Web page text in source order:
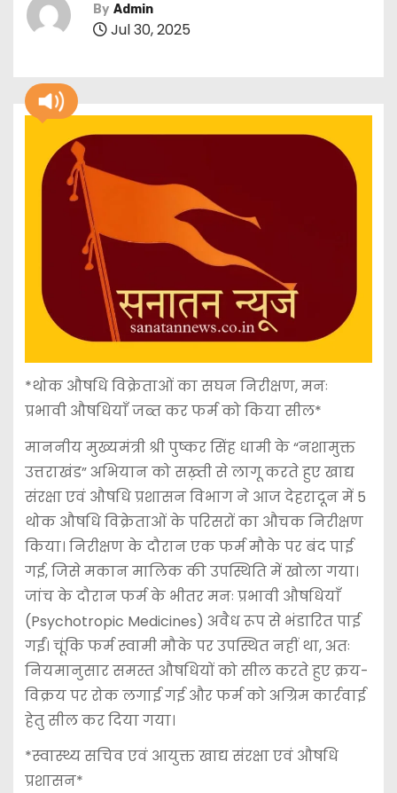
By Admin
Jul 30, 2025
*थोक औषधि विक्रेताओं का सघन निरीक्षण, मनः
प्रभावी औषधियाँ जब्त कर फर्म को किया सील*
माननीय मुख्यमंत्री श्री पुष्कर सिंह धामी के “नशामुक्त
उत्तराखंड” अभियान को सख़्ती से लागू करते हुए खाद्य
संरक्षा एवं औषधि प्रशासन विभाग ने आज देहरादून में 5
थोक औषधि विक्रेताओं के परिसरों का औचक निरीक्षण
किया। निरीक्षण के दौरान एक फर्म मौके पर बंद पाई
गई, जिसे मकान मालिक की उपस्थिति में खोला गया।
जांच के दौरान फर्म के भीतर मनः प्रभावी औषधियाँ
(Psychotropic Medicines) अवैध रूप से भंडारित पाई
गईं। चूंकि फर्म स्वामी मौके पर उपस्थित नहीं था, अतः
नियमानुसार समस्त औषधियों को सील करते हुए क्रय-
विक्रय पर रोक लगाई गई और फर्म को अग्रिम कार्रवाई
हेतु सील कर दिया गया।
*स्वास्थ्य सचिव एवं आयुक्त खाद्य संरक्षा एवं औषधि
प्रशासन*